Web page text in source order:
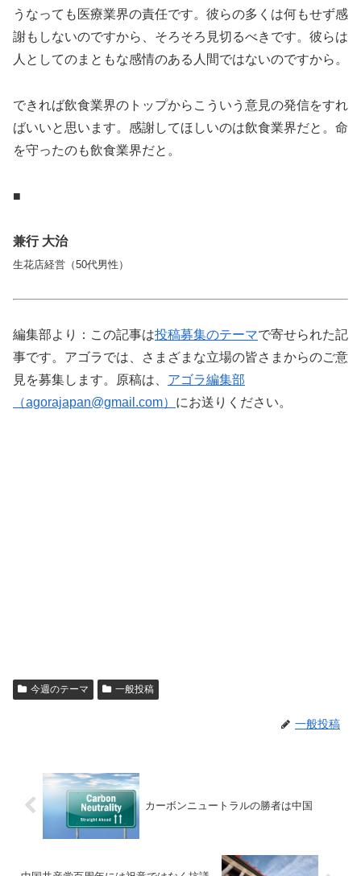
うなっても医療業界の責任です。彼らの多くは何もせず感
謝もしないのですから、そろそろ見切るべきです。彼らは
人としてのまともな感情のある人間ではないのですから。
できれば飲食業界のトップからこういう意見の発信をすれ
ばいいと思います。感謝してほしいのは飲食業界だと。命
を守ったのも飲食業界だと。
■
兼行 大治
生花店経営（50代男性）
編集部より：この記事は投稿募集のテーマで寄せられた記
事です。アゴラでは、さまざまな立場の皆さまからのご意
見を募集します。原稿は、 アゴラ編集部
（agorajapan@gmail.com） にお送りください。
今週のテーマ 一般投稿
一般投稿
カーボンニュートラルの勝者は中国